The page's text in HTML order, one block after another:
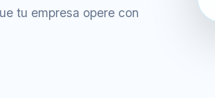
tu empresa opere con